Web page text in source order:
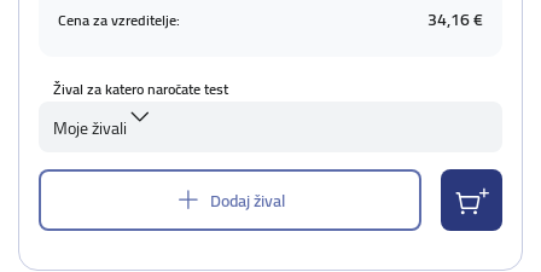
Cena za vzreditelje: 34,16 €
Žival za katero naročate test
Moje živali
Dodaj žival